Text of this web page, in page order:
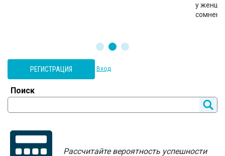
у
РЕГИСТРАЦИЯ Вход
Поиск
Рассчитайте вероятность успешности